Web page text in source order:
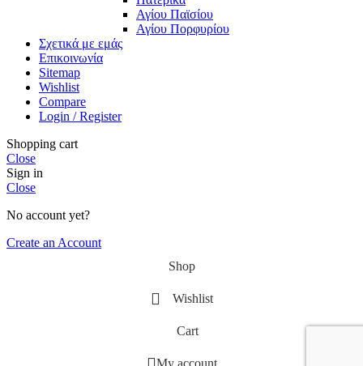
Αγίου Παϊσίου
Αγίου Πορφυρίου
Σχετικά με εμάς
Επικοινωνία
Sitemap
Wishlist
Compare
Login / Register
Shopping cart
Close
Sign in
Close
No account yet?
Create an Account
Shop
Wishlist
Cart